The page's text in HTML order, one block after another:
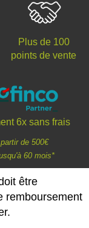
Plus de 100
points de vente
6x sans frais
de 500€
60 mois*
être
remboursement